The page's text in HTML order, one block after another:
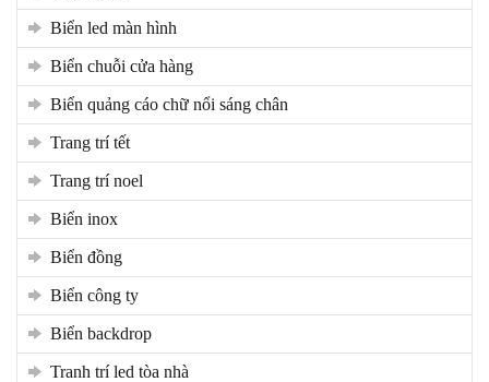
biển led màn hình
biển chuỗi cửa hàng
biển quảng cáo chữ nổi sáng chân
trang trí tết
trang trí noel
biển inox
biển đồng
biển công ty
biển backdrop
tranh trí led tòa nhà